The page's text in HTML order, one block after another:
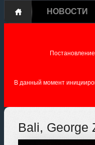
НОВОСТИ
В данный момент
Bali, George